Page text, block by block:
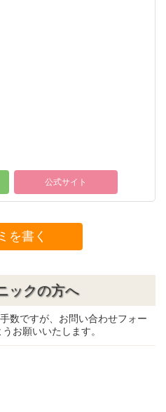
公式サイト
を書く
ックの方へ
数ですが、お問い合わせフォー
お願いいたします。